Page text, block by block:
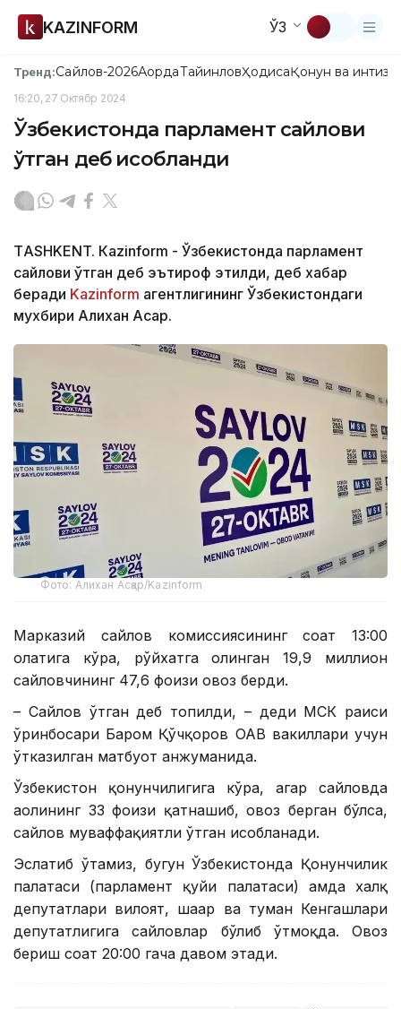
KAZINFORM ЎЗ
Тренд:Сайлов-2026АқордаТайинловҲодисаҚонун ва
16:20, 27 Октябр 2024
Ўзбекистонда парламент сайлови
ўтган деб ҳисобланди
ТASHKENT. Кazinform - Ўзбекистонда парламент
сайлови ўтган деб эътироф этилди, деб хабар
беради Kazinform агентлигининг Ўзбекистондаги
мухбири Алихан Асқар.
Фото: Алихан Асқар/Kazinform
Марказий сайлов комиссиясининг соат 13:00
ҳолатига кўра, рўйхатга олинган 19,9 миллион
сайловчининг 47,6 фоизи овоз берди.
– Сайлов ўтган деб топилди, – деди МСК раиси
ўринбосари Баҳром Қўчқоров ОАВ вакиллари учун
ўтказилган матбуот анжуманида.
Ўзбекистон қонунчилигига кўра, агар сайловда
аҳолининг 33 фоизи қатнашиб, овоз берган бўлса,
сайлов муваффақиятли ўтган ҳисобланади.
Эслатиб ўтамиз, бугун Ўзбекистонда Қонунчилик
палатаси (парламент қуйи палатаси) ҳамда халқ
депутатлари вилоят, шаҳар ва туман Кенгашлари
депутатлигига сайловлар бўлиб ўтмоқда. Овоз
бериш соат 20:00 гача давом этади.